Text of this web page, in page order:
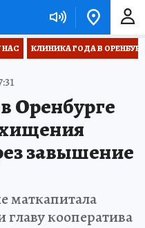
НАС КЛИНИКА ГОДА В
в Оренбурге
завышение
маткапитала
главу кооператива